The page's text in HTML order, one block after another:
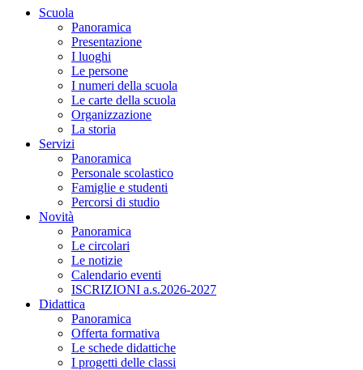
Scuola
Panoramica
Presentazione
I luoghi
Le persone
I numeri della scuola
Le carte della scuola
Organizzazione
La storia
Servizi
Panoramica
Personale scolastico
Famiglie e studenti
Percorsi di studio
Novità
Panoramica
Le circolari
Le notizie
Calendario eventi
ISCRIZIONI a.s.2026-2027
Didattica
Panoramica
Offerta formativa
Le schede didattiche
I progetti delle classi